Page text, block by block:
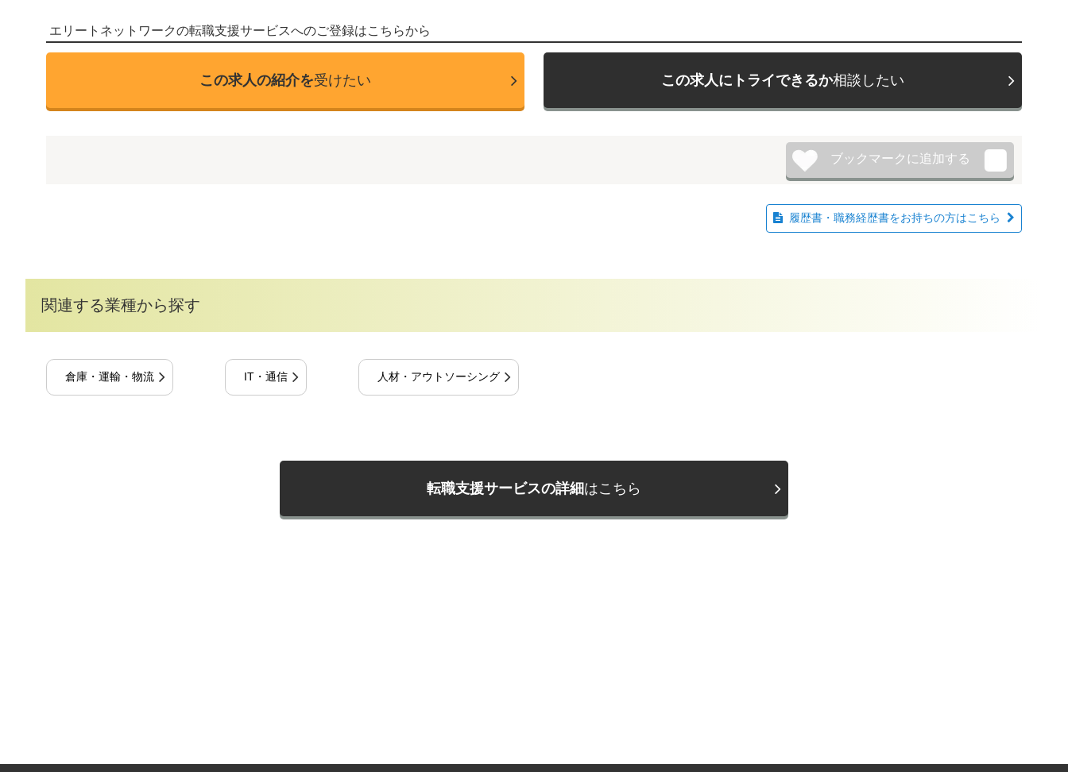
エリートネットワークの転職支援サービスへのご登録はこちらから
この求人の紹介を受けたい この求人にトライできるか相談したい
履歴書・職務経歴書をお持ちの方はこちら
関連する業種から探す
倉庫・運輸・物流 IT・通信 人材・アウトソーシング
転職支援サービスの詳細はこちら